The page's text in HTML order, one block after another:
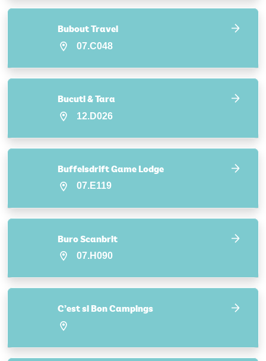
Bubout Travel
07.C048
Bucuti & Tara
12.D026
Buffelsdrift Game Lodge
07.E119
Buro Scanbrit
07.H090
C’est si Bon Campings